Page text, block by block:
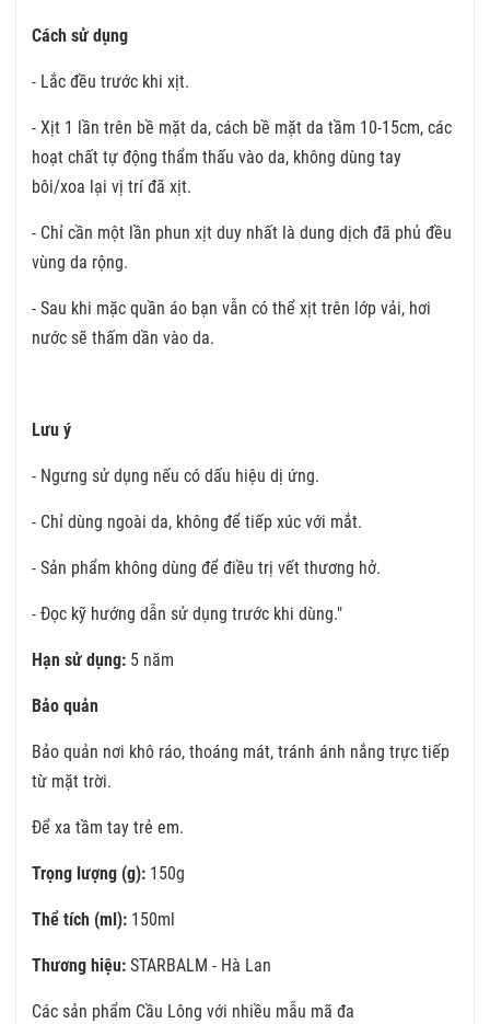
Cách sử dụng
- Lắc đều trước khi xịt.
- Xịt 1 lần trên bề mặt da, cách bề mặt da tầm 10-15cm, các
hoạt chất tự động thẩm thấu vào da, không dùng tay
bôi/xoa lại vị trí đã xịt.
- Chỉ cần một lần phun xịt duy nhất là dung dịch đã phủ đều
vùng da rộng.
- Sau khi mặc quần áo bạn vẫn có thể xịt trên lớp vải, hơi
nước sẽ thấm dần vào da.
Lưu ý
- Ngưng sử dụng nếu có dấu hiệu dị ứng.
- Chỉ dùng ngoài da, không để tiếp xúc với mắt.
- Sản phẩm không dùng để điều trị vết thương hở.
- Đọc kỹ hướng dẫn sử dụng trước khi dùng."
Hạn sử dụng: 5 năm
Bảo quản
Bảo quản nơi khô ráo, thoáng mát, tránh ánh nắng trực tiếp
từ mặt trời.
Để xa tầm tay trẻ em.
Trọng lượng (g): 150g
Thể tích (ml): 150ml
Thương hiệu: STARBALM - Hà Lan
Các sản phẩm Cầu Lông với nhiều mẫu mã đa